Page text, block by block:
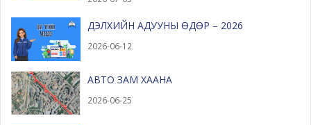
ДЭЛХИЙН АДУУНЫ ӨДӨР – 2026
2026-06-12
АВТО ЗАМ ХААНА
2026-06-25